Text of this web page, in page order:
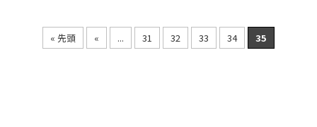
« 先頭 « ... 31 32 33 34 35